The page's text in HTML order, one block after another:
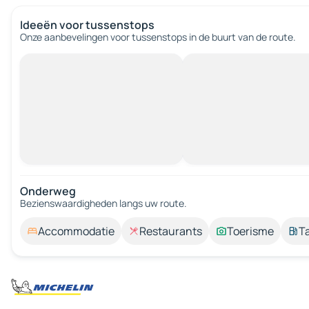
Ideeën voor tussenstops
Onze aanbevelingen voor tussenstops in de buurt van de route.
Onderweg
Bezienswaardigheden langs uw route.
Accommodatie Restaurants Toerisme